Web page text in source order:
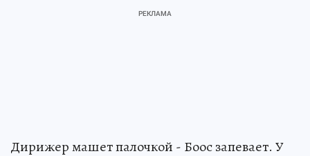
Дирижер машет палочкой - Боос запевает. У